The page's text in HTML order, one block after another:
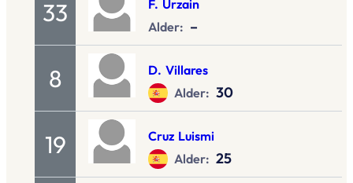
33 F. Urzain
Alder: –
8 D. Villares
Alder: 30
19 Cruz Luismi
Alder: 25